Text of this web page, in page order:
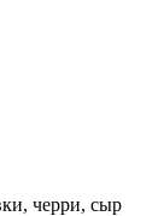
черри, сыр